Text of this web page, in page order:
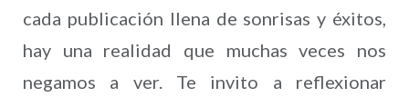
cada publicación llena de sonrisas y éxitos,
hay una realidad que muchas veces nos
negamos a ver. Te invito a reflexionar